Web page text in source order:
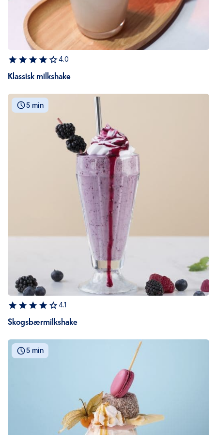
4.0
Klassisk milkshake
5 min
4.1
Skogsbærmilkshake
5 min